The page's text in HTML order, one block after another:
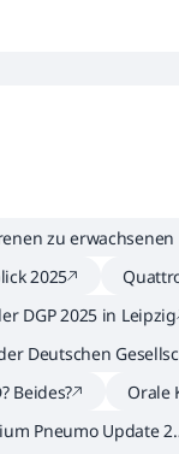
zu erwachsenen
2025
DGP 2025 in Leipzig
Deutschen
Beides?
Orale
Pneumo Update